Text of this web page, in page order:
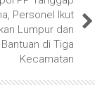
Personel Ikut
Lumpur dan
di Tiga
Kecamatan